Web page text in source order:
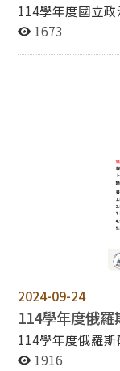
114學年度國立
士學位學程聯合招生說明會 時間：
1673
2024-09-24
114學年度俄
114學年度俄羅斯研究
考試項目： (1) 資
1916